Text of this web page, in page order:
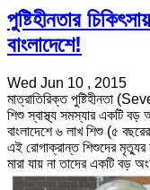
পুষ্টিহীনতার
বাংলাদেশে!
Wed Jun 10 , 2015
মাত্রাতিরিক্ত পুষ্টিহীনতা
শিশু স্বাস্থ্য সমস্যার একটি
বাংলাদেশে ৬ লাখ শিশু (৫
এই রোগাক্রান্ত শিশুদের মৃত্যুর
মারা যায় না তাদের একটি বড়